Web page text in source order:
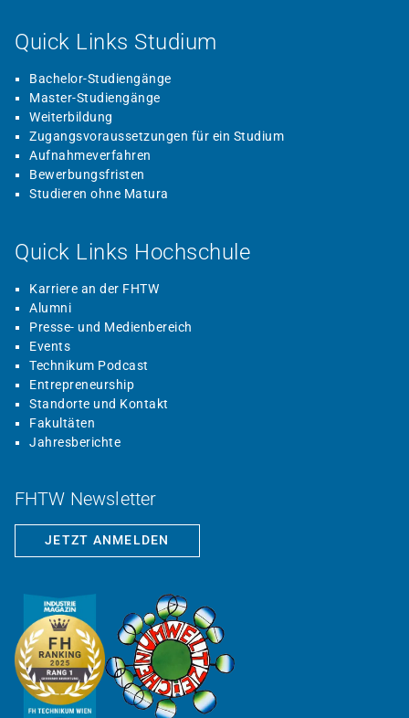
Quick Links Studium
Bachelor-Studiengänge
Master-Studiengänge
Weiterbildung
Zugangsvoraussetzungen für ein Studium
Aufnahmeverfahren
Bewerbungsfristen
Studieren ohne Matura
Quick Links Hochschule
Karriere an der FHTW
Alumni
Presse- und Medienbereich
Events
Technikum Podcast
Entrepreneurship
Standorte und Kontakt
Fakultäten
Jahresberichte
FHTW Newsletter
JETZT ANMELDEN